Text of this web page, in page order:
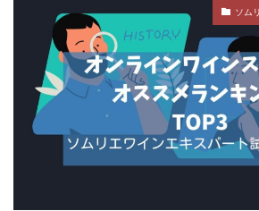
ソム